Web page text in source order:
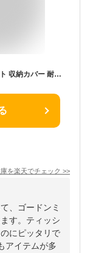
【公式】シートバックポケット 車用 収納ポケット 収納カバー 耐久性 多収納 多機能 カー用品 カーインテリア ドライブカバー シンプル オシャレ コーデュラ 車内 GORDON MILLER ゴードンミラー
を楽天でチェック >>
、ゴードンミ
す。ティッシ
にピッタリで
アイテムが多